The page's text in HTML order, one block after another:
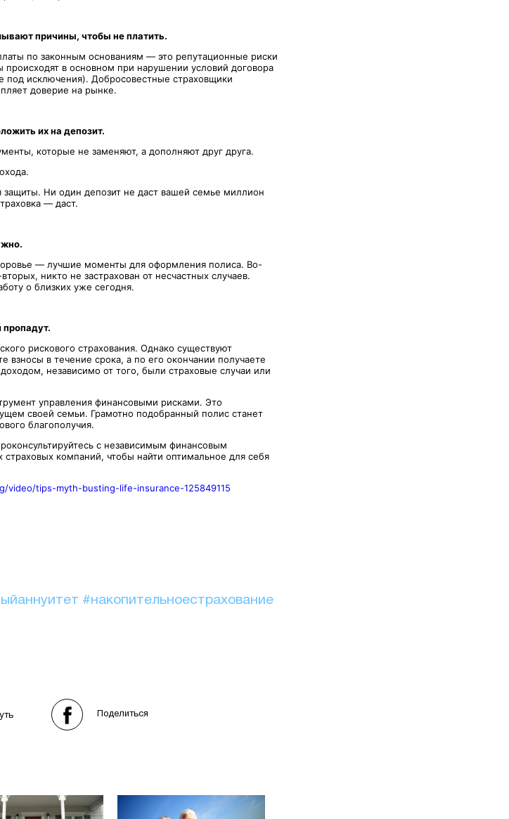
причины, чтобы не платить.
по законным основаниям — это репутационные риски
в основном при нарушении условий договора
исключения). Добросовестные страховщики
доверие на рынке.
их на депозит.
которые не заменяют, а дополняют друг друга.
Ни один депозит не даст вашей семье миллион
— даст.
— лучшие моменты для оформления полиса. Во-
никто не застрахован от несчастных случаев.
о близких уже сегодня.
пропадут.
рискового страхования. Однако существуют
взносы в течение срока, а по его окончании получаете
независимо от того, были страховые случаи или
управления финансовыми рисками. Это
своей семьи. Грамотно подобранный полис станет
благополучия.
с независимым финансовым
компаний, чтобы найти оптимальное для себя
video/tips-myth-busting-life-insurance-125849115
#накопительноестрахование
Поделиться